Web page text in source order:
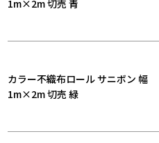
1m×2m 切売 青
カラー不織布ロール サニボン 幅
1m×2m 切売 緑